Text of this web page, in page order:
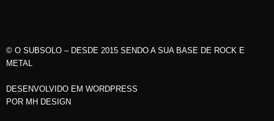
© O SUBSOLO – DESDE 2015 SENDO A SUA BASE DE ROCK E
METAL
DESENVOLVIDO EM WORDPRESS
POR MH DESIGN